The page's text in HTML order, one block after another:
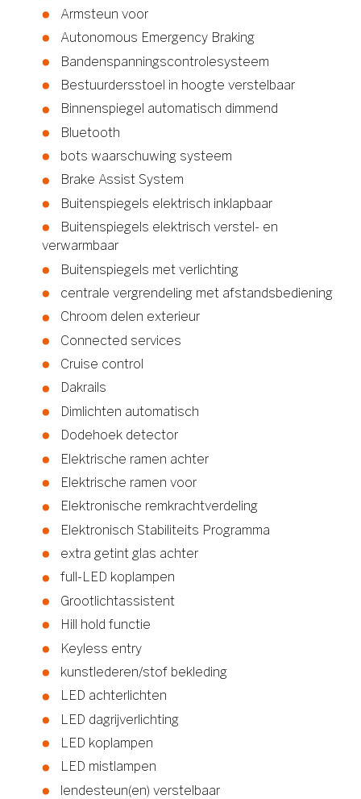
Armsteun voor
Autonomous Emergency Braking
Bandenspanningscontrolesysteem
Bestuurdersstoel in hoogte verstelbaar
Binnenspiegel automatisch dimmend
Bluetooth
bots waarschuwing systeem
Brake Assist System
Buitenspiegels elektrisch inklapbaar
Buitenspiegels elektrisch verstel- en
verwarmbaar
Buitenspiegels met verlichting
centrale vergrendeling met afstandsbediening
Chroom delen exterieur
Connected services
Cruise control
Dakrails
Dimlichten automatisch
Dodehoek detector
Elektrische ramen achter
Elektrische ramen voor
Elektronische remkrachtverdeling
Elektronisch Stabiliteits Programma
extra getint glas achter
full-LED koplampen
Grootlichtassistent
Hill hold functie
Keyless entry
kunstlederen/stof bekleding
LED achterlichten
LED dagrijverlichting
LED koplampen
LED mistlampen
lendesteun(en) verstelbaar